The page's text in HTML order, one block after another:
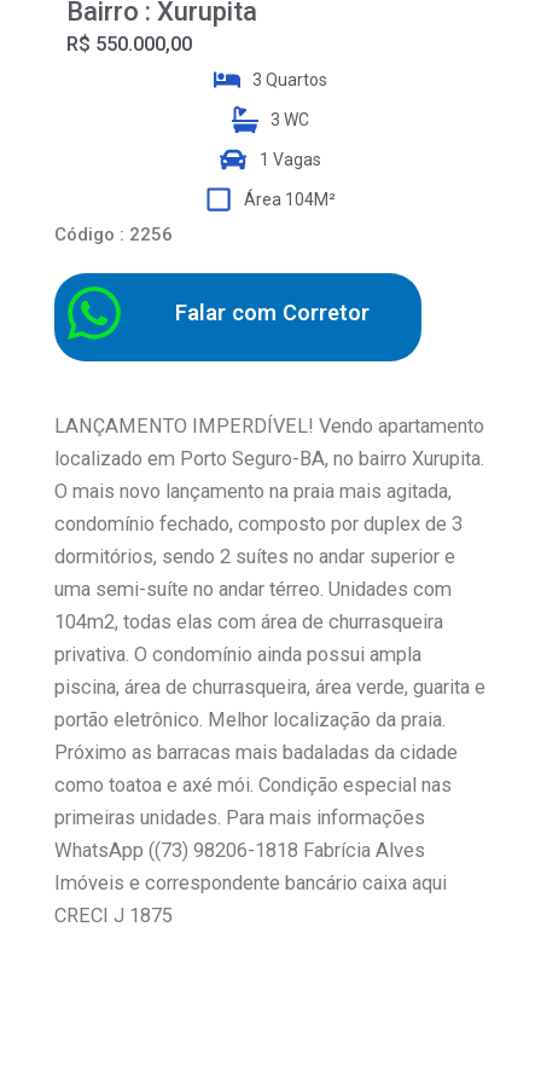
Bairro : Xurupita
R$ 550.000,00
3 Quartos
3 WC
1 Vagas
Área 104M²
Código : 2256
Falar com Corretor
LANÇAMENTO IMPERDÍVEL! Vendo apartamento
localizado em Porto Seguro-BA, no bairro Xurupita.
O mais novo lançamento na praia mais agitada,
condomínio fechado, composto por duplex de 3
dormitórios, sendo 2 suítes no andar superior e
uma semi-suíte no andar térreo. Unidades com
104m2, todas elas com área de churrasqueira
privativa. O condomínio ainda possui ampla
piscina, área de churrasqueira, área verde, guarita e
portão eletrônico. Melhor localização da praia.
Próximo as barracas mais badaladas da cidade
como toatoa e axé mói. Condição especial nas
primeiras unidades. Para mais informações
WhatsApp ((73) 98206-1818 Fabrícia Alves
Imóveis e correspondente bancário caixa aqui
CRECI J 1875